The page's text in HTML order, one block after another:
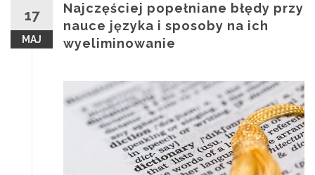
17
MAJ
Najczęściej popełniane błędy przy
nauce języka i sposoby na ich
wyeliminowanie